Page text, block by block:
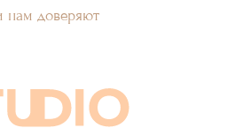
нам доверяют